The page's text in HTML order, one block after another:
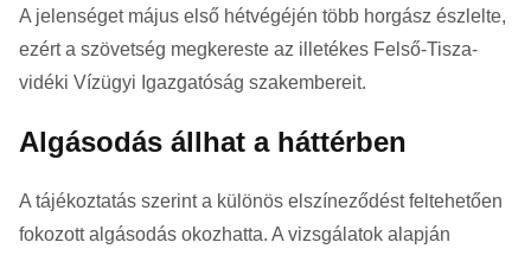
A jelenséget május első hétvégéjén több horgász észlelte,
ezért a szövetség megkereste az illetékes Felső-Tisza-
vidéki Vízügyi Igazgatóság szakembereit.
Algásodás állhat a háttérben
A tájékoztatás szerint a különös elszíneződést feltehetően
fokozott algásodás okozhatta. A vizsgálatok alapján